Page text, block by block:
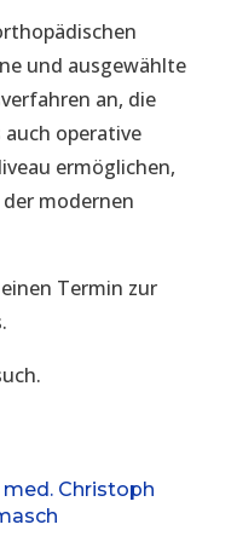
und ausgewählte
an, die
operative
ermöglichen,
modernen
Termin zur
med. Christoph